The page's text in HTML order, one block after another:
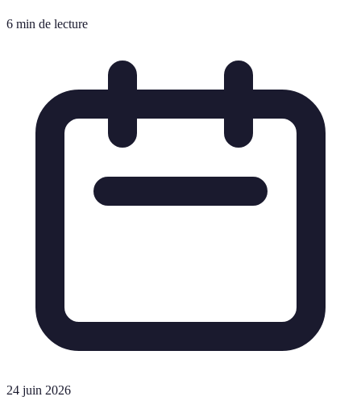
6 min de lecture
24 juin 2026